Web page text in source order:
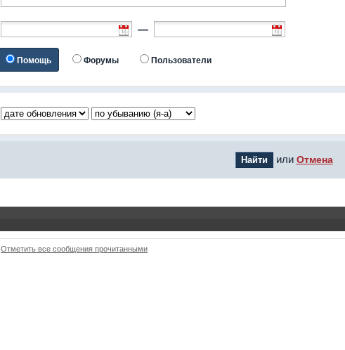
—
Помощь Форумы Пользователи
или Отмена
Отметить все сообщения прочитанными